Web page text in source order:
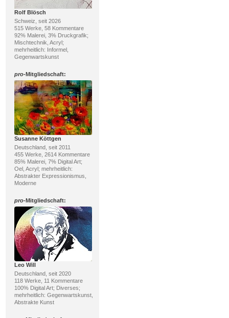
Rolf Blösch
Schweiz, seit 2026
515 Werke, 58 Kommentare
92% Malerei, 3% Druckgrafik;
Mischtechnik, Acryl;
mehrheitlich: Informel,
Gegenwartskunst
pro-Mitgliedschaft:
Susanne Köttgen
Deutschland, seit 2011
455 Werke, 2614 Kommentare
85% Malerei, 7% Digital Art;
Oel, Acryl; mehrheitlich:
Abstrakter Expressionismus,
Moderne
pro-Mitgliedschaft:
Leo Will
Deutschland, seit 2020
118 Werke, 11 Kommentare
100% Digital Art; Diverses;
mehrheitlich: Gegenwartskunst,
Abstrakte Kunst